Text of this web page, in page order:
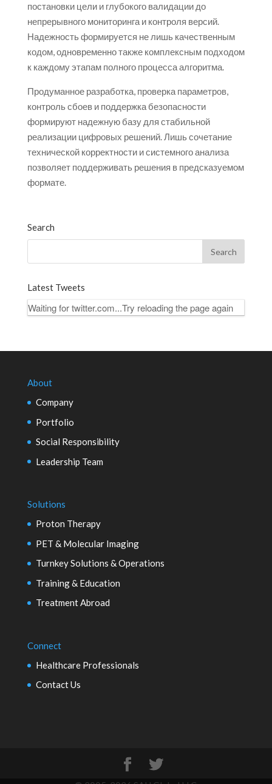
постановки цели и глубокого валидации до
непрерывного мониторинга и контроля версий.
Надежность формируется не лишь качественным
кодом, одновременно также комплексным подходом
к каждому этапам полного процесса алгоритма.
Продуманное разработка, проверка параметров,
контроль сбоев и поддержка безопасности
формируют надежную базу для стабильной
реализации цифровых решений. Лишь сочетание
технической корректности и системного анализа
позволяет поддерживать решения в предсказуемом
формате.
Search
Latest Tweets
Waiting for twitter.com...Try reloading the page again
About
Company
Portfolio
Social Responsibility
Leadership Team
Solutions
Proton Therapy
PET & Molecular Imaging
Turnkey Solutions & Operations
Training & Education
Treatment Abroad
Connect
Healthcare Professionals
Contact Us